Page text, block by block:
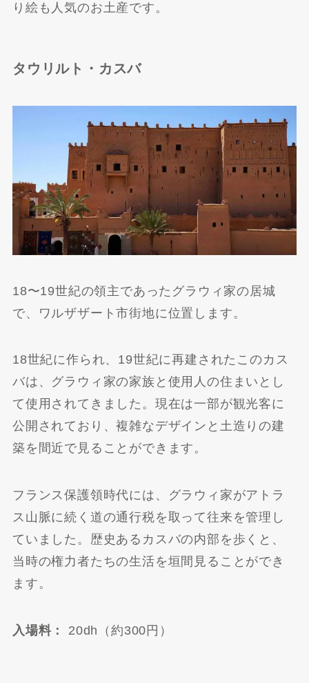
り絵も人気のお土産です。
タウリルト・カスバ
18〜19世紀の領主であったグラウィ家の居城
で、ワルザザート市街地に位置します。
18世紀に作られ、19世紀に再建されたこのカス
バは、グラウィ家の家族と使用人の住まいとし
て使用されてきました。現在は一部が観光客に
公開されており、複雑なデザインと土造りの建
築を間近で見ることができます。
フランス保護領時代には、グラウィ家がアトラ
ス山脈に続く道の通行税を取って往来を管理し
ていました。歴史あるカスバの内部を歩くと、
当時の権力者たちの生活を垣間見ることができ
ます。
入場料： 20dh（約300円）